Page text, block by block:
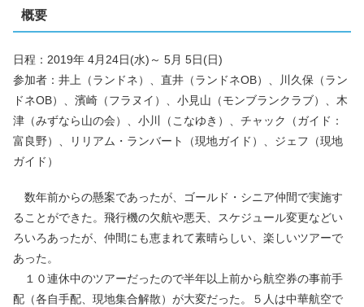
概要
日程：2019年 4月24日(水)～ 5月 5日(日)
参加者：井上（ランドネ）、直井（ランドネOB）、川久保（ラン
ドネOB）、濱崎（フラヌイ）、小見山（モンブランクラブ）、木
津（みずなら山の会）、小川（こなゆき）、チャック（ガイド：
富良野）、リリアム・ランバート（現地ガイド）、ジェフ（現地
ガイド）
数年前からの懸案であったが、ゴールド・シニア仲間で実施す
ることができた。飛行機の欠航や悪天、スケジュール変更などい
ろいろあったが、仲間にも恵まれて素晴らしい、楽しいツアーで
あった。
１０連休中のツアーだったので半年以上前から航空券の事前手
配（各自手配、現地集合解散）が大変だった。５人は中華航空で